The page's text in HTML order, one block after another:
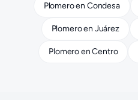
Plomeroen Condesa
Plomeroen Juárez
PlomeroenCentro